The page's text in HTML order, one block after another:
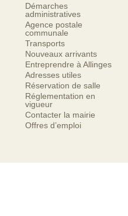
Démarches
administratives
Agence postale
communale
Transports
Nouveaux arrivants
Entreprendre à Allinges
Adresses utiles
Réservation de salle
Réglementation en
vigueur
Contacter la mairie
Offres d’emploi